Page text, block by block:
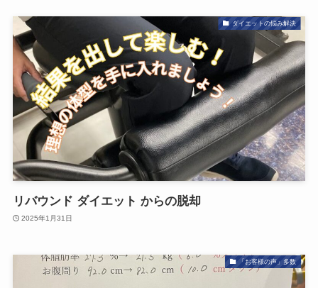
ダイエットの悩み解決
リバウンド ダイエット からの脱却
2025年1月31日
「お客様の声」多数